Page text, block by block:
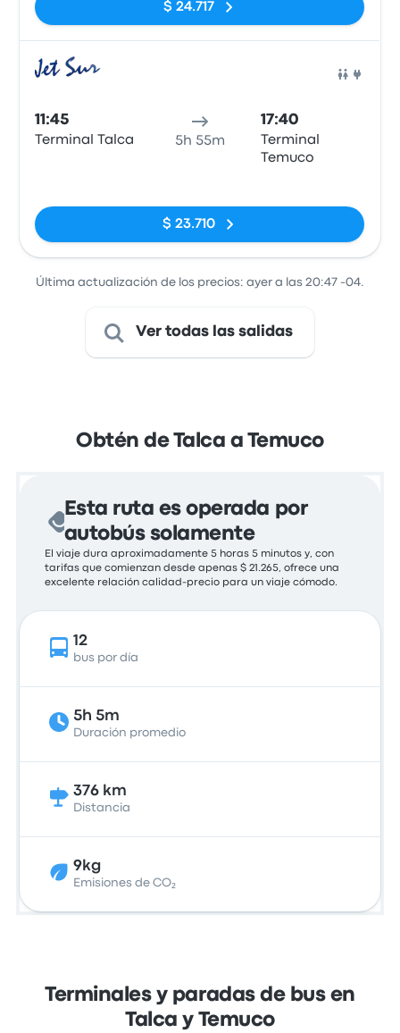
$ 24.717
11:45
Terminal Talca 5h 55m
17:40
Terminal
Temuco
$ 23.710
Última actualización de los precios: ayer a las 20:47 -04.
Ver todas las salidas
Obtén de Talca a Temuco
Esta ruta es operada por
autobús solamente
El viaje dura aproximadamente 5 horas 5 minutos y, con
tarifas que comienzan desde apenas $ 21.265, ofrece una
excelente relación calidad-precio para un viaje cómodo.
12
bus por día
5h 5m
Duración promedio
376 km
Distancia
9kg
Emisiones de CO₂
Terminales y paradas de bus en
Talca y Temuco